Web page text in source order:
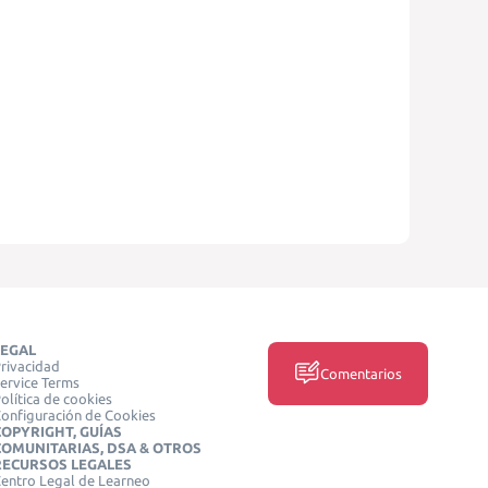
Terms
de cookies
de Cookies
GUÍAS
DSA & OTROS
LEGALES
Legal de Learneo
Comentarios